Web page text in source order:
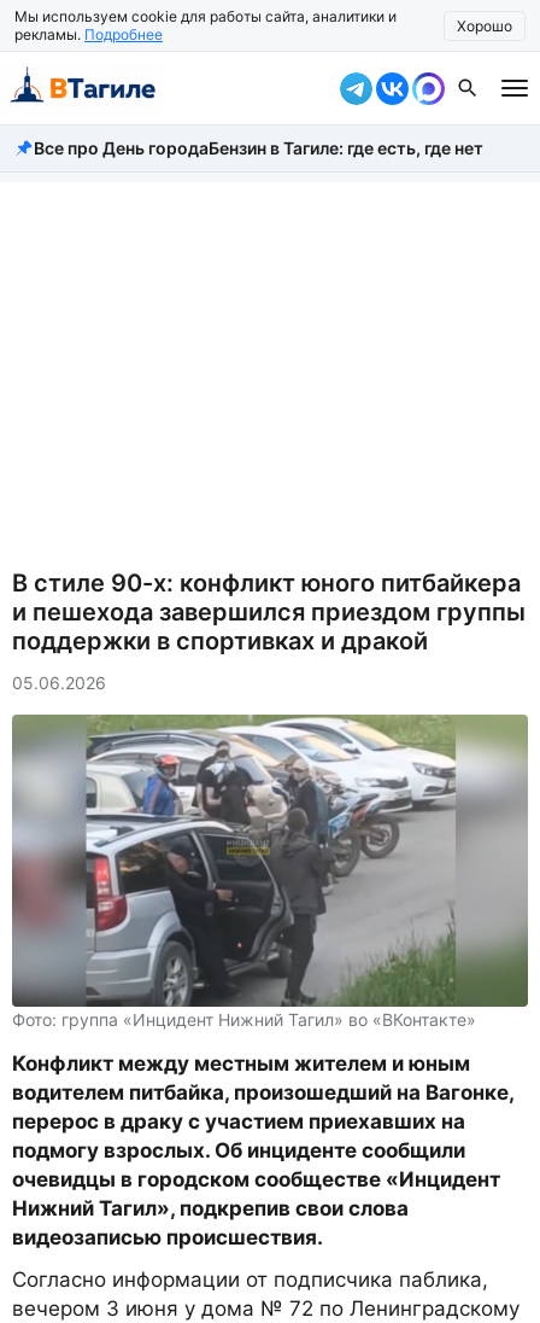
Мы используем cookie для работы сайта, аналитики и
рекламы. Подробнее Хорошо
Все новости
Все про День городаБензин в Тагиле: где есть, где нет
В стиле 90-х: конфликт юного питбайкера
и пешехода завершился приездом группы
поддержки в спортивках и дракой
05.06.2026
Фото: группа «Инцидент Нижний Тагил» во «ВКонтакте»
Конфликт между местным жителем и юным
водителем питбайка, произошедший на Вагонке,
перерос в драку с участием приехавших на
подмогу взрослых. Об инциденте сообщили
очевидцы в городском сообществе «Инцидент
Нижний Тагил», подкрепив свои слова
видеозаписью происшествия.
Согласно информации от подписчика паблика,
вечером 3 июня у дома № 72 по Ленинградскому